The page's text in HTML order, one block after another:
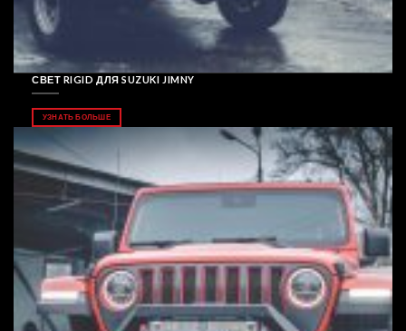
СВЕТ RIGID ДЛЯ SUZUKI JIMNY
УЗНАТЬ БОЛЬШЕ